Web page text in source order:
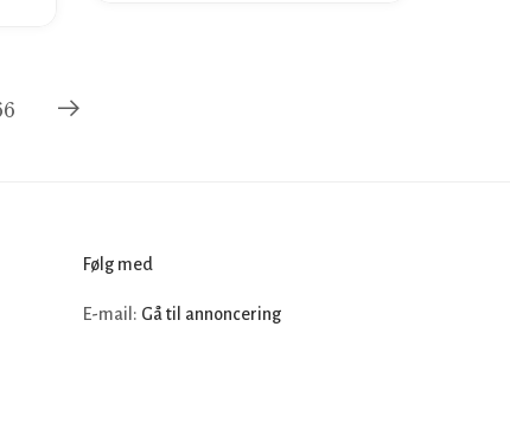
Følg med
E-mail: Gå til annoncering